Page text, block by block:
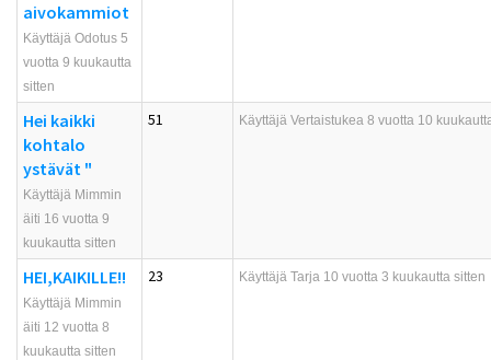
aivokammiot
Käyttäjä Odotus 5
vuotta 9 kuukautta
sitten
Hei kaikki
kohtalo
ystävät "
Käyttäjä Mimmin
äiti 16 vuotta 9
kuukautta sitten
51 Käyttäjä Vertaistukea 8 vuotta 10
HEI,KAIKILLE!!
Käyttäjä Mimmin
äiti 12 vuotta 8
kuukautta sitten
23 Käyttäjä Tarja 10 vuotta 3 kuukautta sitten